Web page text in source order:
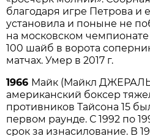
благодаря игре Петрова и
установила и поныне не
на московском чемпионате
100 шайб в ворота
матчах. Умер в 2017 г.
1966 Майк (Майкл
американский боксер
противников Тайсона 15
первом раунде. С 1992 по
срок за изнасилование. В